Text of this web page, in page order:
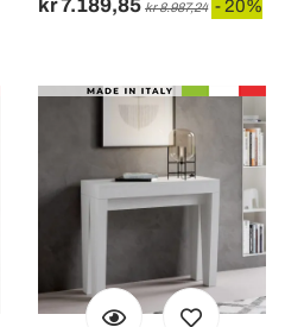
kr 7.189,85 kr 8.987,24 - 20%